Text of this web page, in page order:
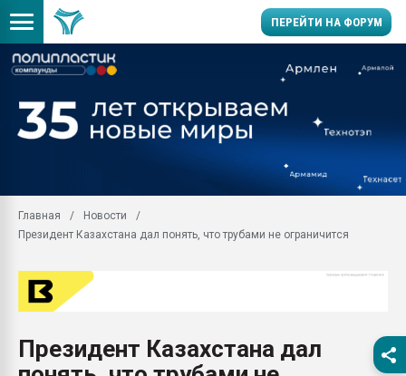
ПЕРЕЙТИ НА ФОРУМ
Вакуум-формовочные
28.07.2026
Материал
вакуумного
Главная
Новости
Президент Казахстана дал понять, что трубами не ограничится
Президент Казахстана дал